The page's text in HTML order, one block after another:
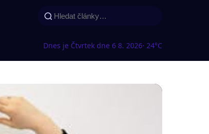
Dnes je Čtvrtek dne 6 8. 2026· 24°C